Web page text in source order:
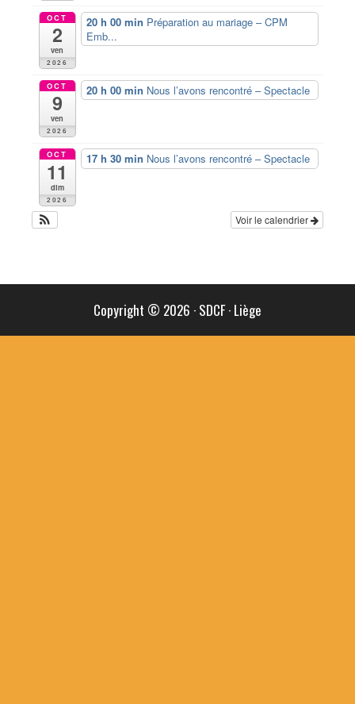
OCT
2
ven
2026
20 h 00 min Préparation au mariage – CPM
Emb...
OCT
9
ven
2026
20 h 00 min Nous l’avons rencontré – Spectacle
OCT
11
dim
2026
17 h 30 min Nous l’avons rencontré – Spectacle
Voir le calendrier
Copyright © 2026 · SDCF· Liège